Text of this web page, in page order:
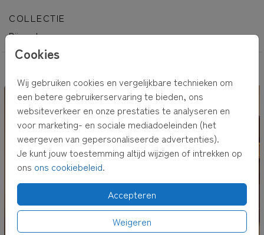
Cookies
Wij gebruiken cookies en vergelijkbare technieken om
een betere gebruikerservaring te bieden, ons
websiteverkeer en onze prestaties te analyseren en
voor marketing- en sociale mediadoeleinden (het
weergeven van gepersonaliseerde advertenties).
Je kunt jouw toestemming altijd wijzigen of intrekken op
ons ons cookiebeleid.
Accepteren
Weigeren
COLLECTIE
Bijzondere vormen